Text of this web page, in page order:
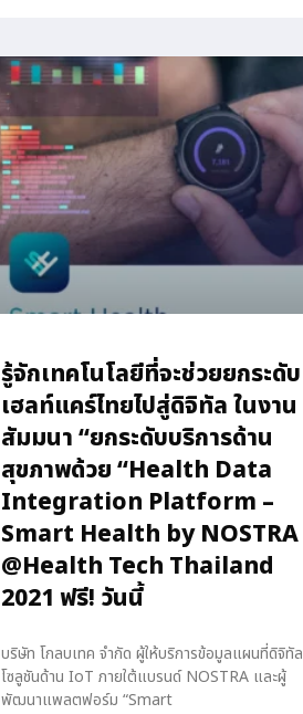
รู้จักเทคโนโลยีที่จะช่วยยกระดับ
เฮลท์แคร์ไทยไปสู่ดิจิทัล ในงาน
สัมมนา “ยกระดับบริการด้าน
สุขภาพด้วย “Health Data
Integration Platform –
Smart Health by NOSTRA
@Health Tech Thailand
2021 ฟรี! วันนี้
บริษัท โกลบเทค จำกัด ผู้ให้บริการข้อมูลแผนที่ดิจิทัล
โซลูชันด้าน IoT ภายใต้แบรนด์ NOSTRA และผู้
พัฒนาแพลตฟอร์ม “Smart